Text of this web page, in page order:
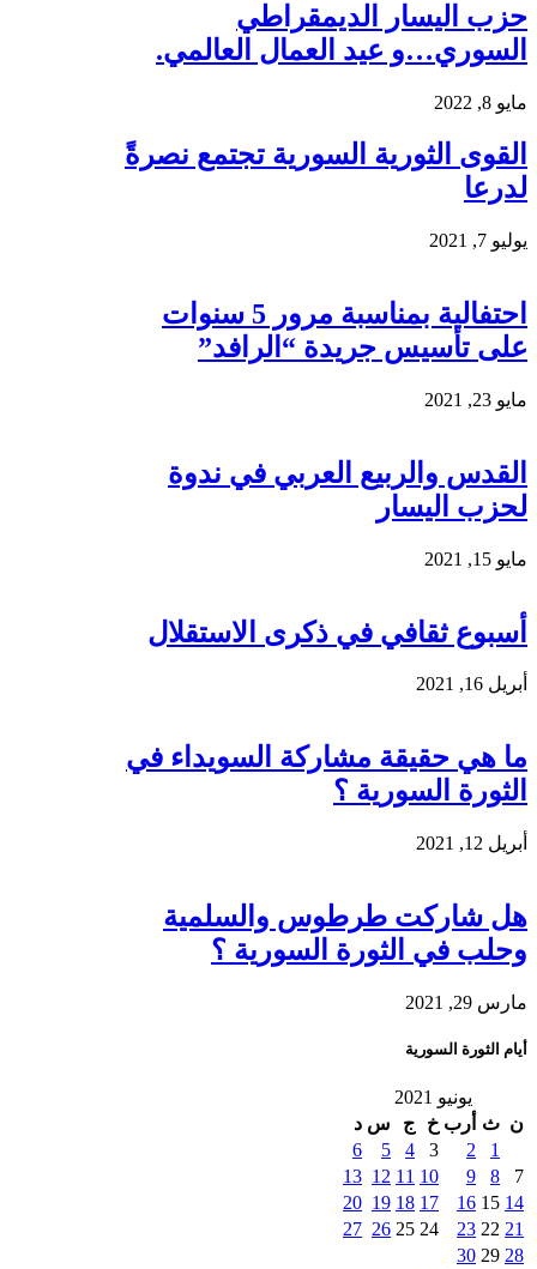
حزب اليسار الديمقراطي
السوري…و عيد العمال العالمي.
مايو 8, 2022
القوى الثورية السورية تجتمع نصرةً
لدرعا
يوليو 7, 2021
احتفالية بمناسبة مرور 5 سنوات
على تأسيس جريدة “الرافد”
مايو 23, 2021
القدس والربيع العربي في ندوة
لحزب اليسار
مايو 15, 2021
أسبوع ثقافي في ذكرى الاستقلال
أبريل 16, 2021
ما هي حقيقة مشاركة السويداء في
الثورة السورية ؟
أبريل 12, 2021
هل شاركت طرطوس والسلمية
وحلب في الثورة السورية ؟
مارس 29, 2021
أيام الثورة السورية
يونيو 2021
ن ث أرب خ ج س د
1
2
3
4
5
6
7
8
9
10
11
12
13
14
15
16
17
18
19
20
21
22
23
24
25
26
27
28
29
30